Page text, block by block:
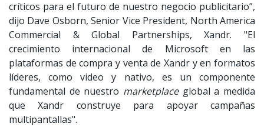
críticos para el futuro de nuestro negocio publicitario”,
dijo Dave Osborn, Senior Vice President, North America
Commercial & Global Partnerships, Xandr. "El
crecimiento internacional de Microsoft en las
plataformas de compra y venta de Xandr y en formatos
líderes, como video y nativo, es un componente
fundamental de nuestro marketplaceglobal a medida
que Xandr construye para apoyar campañas
multipantallas".